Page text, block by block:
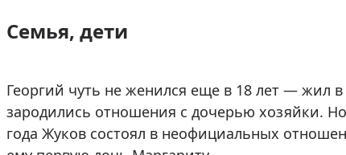
Семья, дети
Георгий чуть не женился еще в 18 лет — жил в
зародились отношения с дочерью хозяйки.
года Жуков состоял в неофициальных